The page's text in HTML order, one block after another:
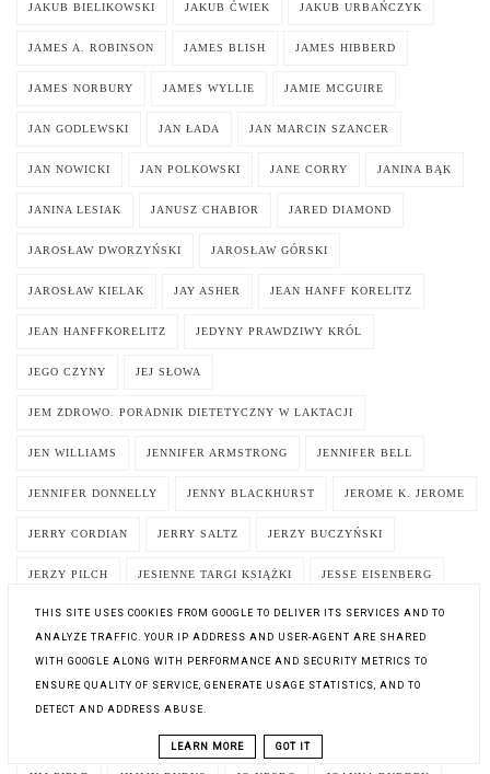
JAKUB BIELIKOWSKI JAKUB ĆWIEK JAKUB URBAŃCZYK
JAMES A. ROBINSON JAMES BLISH JAMES HIBBERD
JAMES NORBURY JAMES WYLLIE JAMIE MCGUIRE
JAN GODLEWSKI JAN ŁADA JAN MARCIN SZANCER
JAN NOWICKI JAN POLKOWSKI JANE CORRY JANINA BĄK
JANINA LESIAK JANUSZ CHABIOR JARED DIAMOND
JAROSŁAW DWORZYŃSKI JAROSŁAW GÓRSKI
JAROSŁAW KIELAK JAY ASHER JEAN HANFF KORELITZ
JEAN HANFFKORELITZ JEDYNY PRAWDZIWY KRÓL
JEGO CZYNY JEJ SŁOWA
JEM ZDROWO. PORADNIK DIETETYCZNY W LAKTACJI
JEN WILLIAMS JENNIFER ARMSTRONG JENNIFER BELL
JENNIFER DONNELLY JENNY BLACKHURST JEROME K. JEROME
JERRY CORDIAN JERRY SALTZ JERZY BUCZYŃSKI
JERZY PILCH JESIENNE TARGI KSIĄŻKI JESSE EISENBERG
JESSIE BURTON JESZCZE O PADDINGTONIE
JESZCZE WIĘKSZY PRZYPAŁ JEZIORO
JĘK ZAMYKANYCH BRAM JĘZYKOZNAWSTWO
THIS SITE USES COOKIES FROM GOOGLE TO DELIVER ITS SERVICES AND TO
ANALYZE TRAFFIC. YOUR IP ADDRESS AND USER-AGENT ARE SHARED
WITH GOOGLE ALONG WITH PERFORMANCE AND SECURITY METRICS TO
ENSURE QUALITY OF SERVICE, GENERATE USAGE STATISTICS, AND TO
DETECT AND ADDRESS ABUSE.
LEARN MORE GOT IT